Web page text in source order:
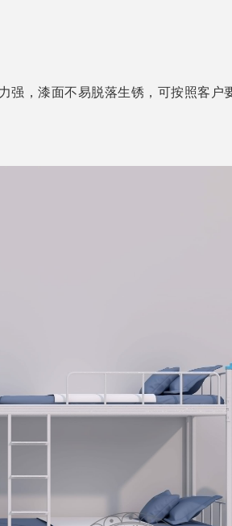
强，漆面不易脱落生锈，可按照客户